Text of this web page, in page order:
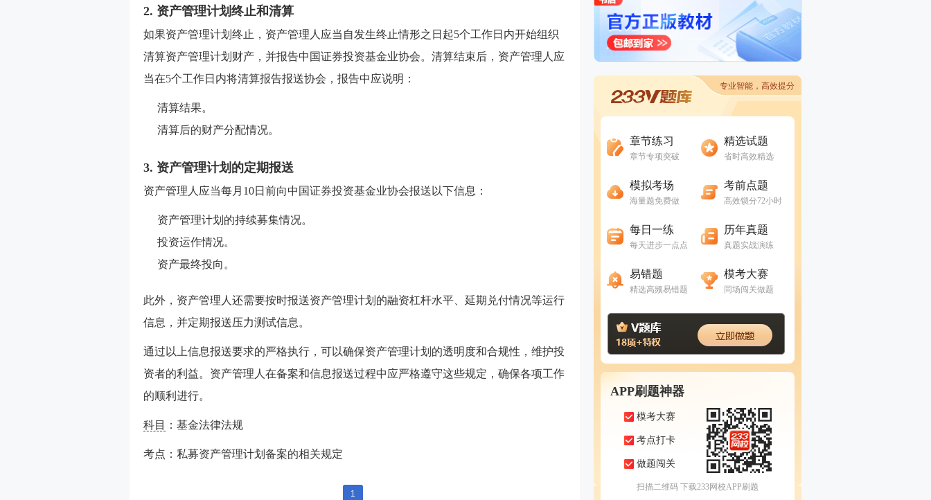
2. 资产管理计划终止和清算
如果资产管理计划终止，资产管理人应当自发生终止情形之日起5个工作日内开始组织
清算资产管理计划财产，并报告中国证券投资基金业协会。清算结束后，资产管理人应
当在5个工作日内将清算报告报送协会，报告中应说明：
清算结果。
清算后的财产分配情况。
3. 资产管理计划的定期报送
资产管理人应当每月10日前向中国证券投资基金业协会报送以下信息：
资产管理计划的持续募集情况。
投资运作情况。
资产最终投向。
此外，资产管理人还需要按时报送资产管理计划的融资杠杆水平、延期兑付情况等运行
信息，并定期报送压力测试信息。
通过以上信息报送要求的严格执行，可以确保资产管理计划的透明度和合规性，维护投
资者的利益。资产管理人在备案和信息报送过程中应严格遵守这些规定，确保各项工作
的顺利进行。
科目 ：基金法律法规
考点：私募资产管理计划备案的相关规定
1
专业智能，高效提分
章节练习
章节专项突破
精选试题
省时高效精选
模拟考场
海量题免费做
考前点题
高效锁分72小时
每日一练
每天进步一点点
历年真题
真题实战演练
易错题
精选高频易错题
模考大赛
同场闯关做题
APP刷题神器
模考大赛
考点打卡
做题闯关
扫描二维码 下载233网校APP刷题